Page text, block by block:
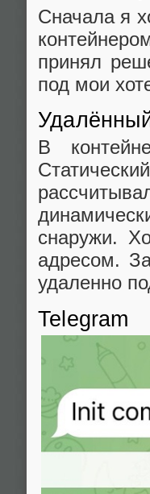
Сначала я
принял
под мои
В
снаружи.
адресом.
удаленно
Telegram